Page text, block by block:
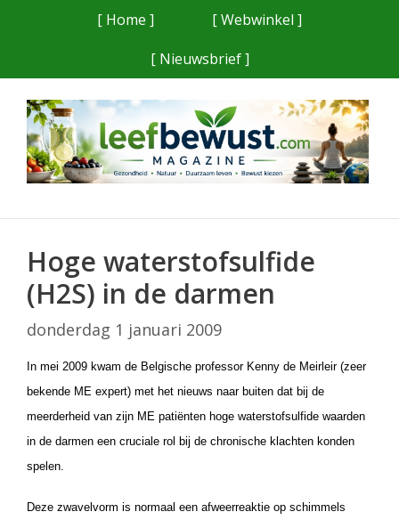
[ Home ]
[ Webwinkel ]
[ Nieuwsbrief ]
Hoge waterstofsulfide
(H2S) in de darmen
donderdag 1 januari 2009
In mei 2009 kwam de Belgische professor Kenny de Meirleir (zeer
bekende ME expert) met het nieuws naar buiten dat bij de
meerderheid van zijn ME patiënten hoge waterstofsulfide waarden
in de darmen een cruciale rol bij de chronische klachten konden
spelen.
Deze zwavelvorm is normaal een afweerreaktie op schimmels